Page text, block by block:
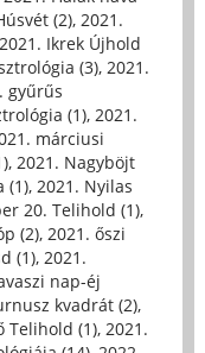
(2), 2021.
2021. Ikrek Újhold
(3), 2021.
gyűrűs
(1), 2021.
márciusi
, 2021. Nagyböjt
(1), 2021. Nyilas
20. Telihold (1),
(2), 2021. őszi
(1), 2021.
nap-éj
kvadrát (2),
Telihold (1), 2021.